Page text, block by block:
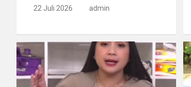
22 Juli 2026 admin